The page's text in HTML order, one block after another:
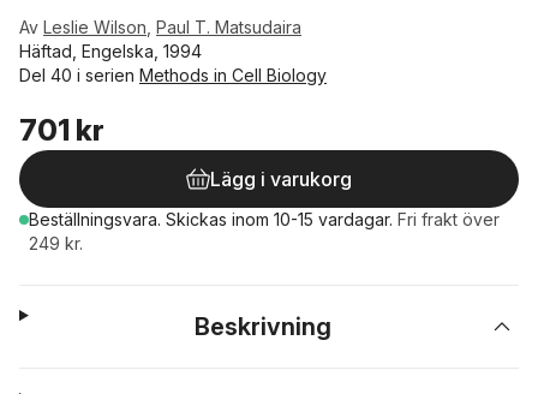
Av Leslie Wilson Paul T. Matsudaira
Häftad, Engelska, 1994
Del 40 i serien Methods in Cell Biology
701 kr
Lägg i varukorg
Beställningsvara. Skickas inom 10-15 vardagar. Fri frakt över
249 kr.
Beskrivning